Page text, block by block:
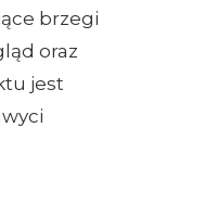
brzegi
oraz
jest